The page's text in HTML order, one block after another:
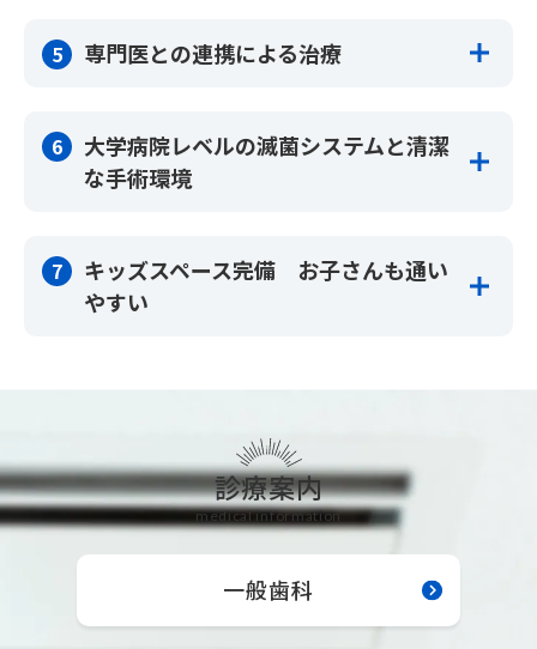
ります。
毎日の歯みがきの仕方や歯ブラシの選び方など、どんな些
細なことでもいいです。お気軽にご相談ください。一緒に
短期間でのセラミック治療が可能なCERECシステム
スB滅菌器
歯をスキャンするだけで型が採れる3D口腔内スキャナーな
す。
5 専門医との連携による治療
ですべての分野の診療を担当するのではなく、専門医と相
互に連携しながら、90点、100点の診療を目指そうと考え
私たちは最新のエビデンス（医学的根拠）に基づいた治療
計画と、最先端の医療機器を駆使した上で、専門医と連携
し診療を行っております。
矯正歯科について
インプラントについて
歯科口腔外科について
6
大学病院レベルの滅菌システムと清潔
な手術環境
動線分離設計を採用し、治療時に発生する飛沫や接触によ
る感染リスクを徹底的に防いでいます。
した洗浄・消毒を行い、中空構造の内部まで確実に滅菌で
きる高性能オートクレーブ「リサ」やクラスN滅菌器な
ど、合計3台の滅菌器を導入しています。
めています。感染リスクが懸念される今だからこそ、安全
で信頼できる滅菌環境での診療をお勧めいたします。
7
キッズスペース完備 お子さんも通い
やすい
100インチを超えるスクリーンで、リクエストに応じたア
ニメやYouTubeなどをご覧いただけますので、お子様も退
屈することなくお時間を過ごすことができます。
小児歯科について
診療案内
medical information
一般歯科